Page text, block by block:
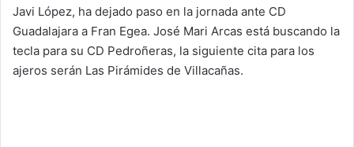
Javi López, ha dejado paso en la jornada ante CD
Guadalajara a Fran Egea. José Mari Arcas está buscando la
tecla para su CD Pedroñeras, la siguiente cita para los
ajeros serán Las Pirámides de Villacañas.